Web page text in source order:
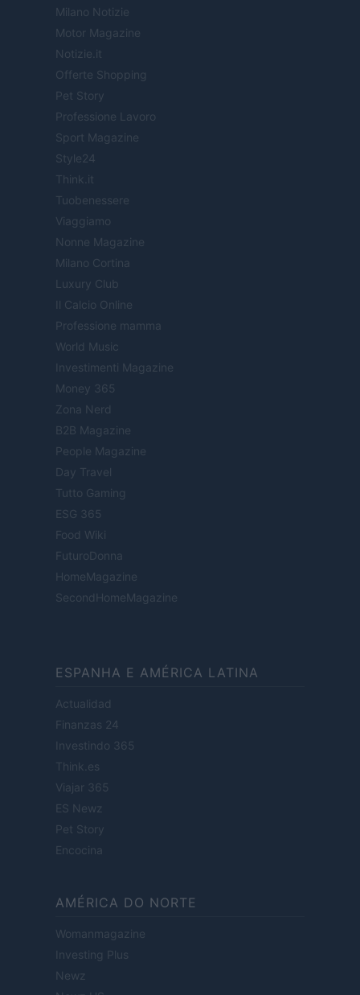
Milano Notizie
Motor Magazine
Notizie.it
Offerte Shopping
Pet Story
Professione Lavoro
Sport Magazine
Style24
Think.it
Tuobenessere
Viaggiamo
Nonne Magazine
Milano Cortina
Luxury Club
Il Calcio Online
Professione mamma
World Music
Investimenti Magazine
Money 365
Zona Nerd
B2B Magazine
People Magazine
Day Travel
Tutto Gaming
ESG 365
Food Wiki
FuturoDonna
HomeMagazine
SecondHomeMagazine
ESPANHA E AMÉRICA LATINA
Actualidad
Finanzas 24
Investindo 365
Think.es
Viajar 365
ES Newz
Pet Story
Encocina
AMÉRICA DO NORTE
Womanmagazine
Investing Plus
Newz